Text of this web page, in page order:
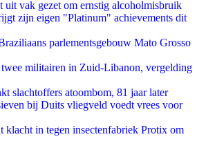
uit vak gezet om ernstig alcoholmisbruik
zijn eigen "Platinum" achievements dit
parlementsgebouw Mato Grosso
militairen in Zuid-Libanon, vergelding
slachtoffers atoombom, 81 jaar later
bij Duits vliegveld voedt vrees voor
klacht in tegen insectenfabriek Protix om